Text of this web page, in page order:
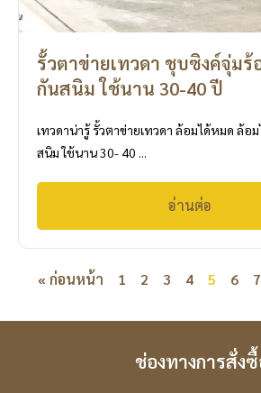
รั้วตาข่ายเทวดา ชุบซิงค์จุ่ม
กันสนิม ใช้นาน 30-40 ปี
เทวดาน่ารู้ รั้วตาข่ายเทวดา ล้อมได้หมด ล้อ
สนิม ใช้นาน 30- 40 ...
อ่านต่อ
« ก่อนหน้า 1 2 3 4 5 6 7
ช่องทางการสั่ง